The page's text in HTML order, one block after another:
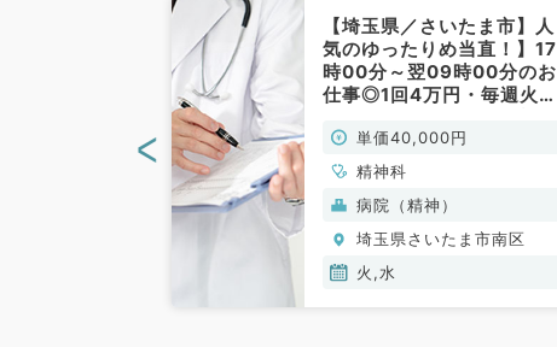
【埼玉県／さいたま市】人
気のゆったりめ当直！】17
時00分～翌09時00分のお
仕事◎1回4万円・毎週火曜
明け時間の相談可能です
★（精神科／非常勤）
単価40,000円
精神科
病院（精神）
埼玉県さいたま市南区
火,水
<